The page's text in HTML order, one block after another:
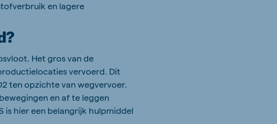
en lagere
Het gros van de
vervoerd. Dit
ten opzichte van wegvervoer.
en af te leggen
is hier een belangrijk hulpmiddel